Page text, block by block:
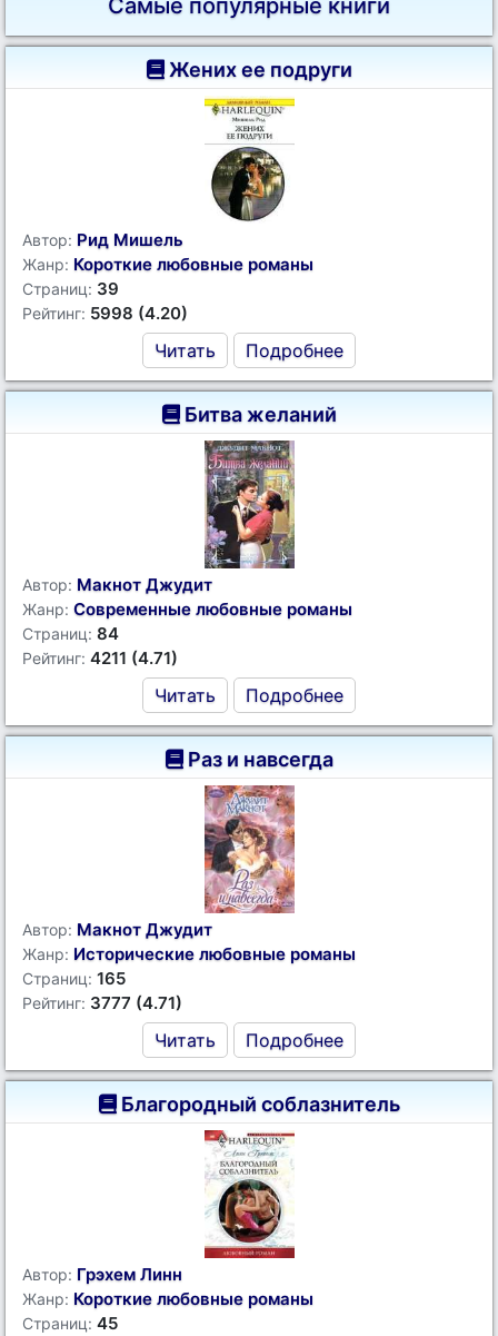
Самые популярные книги
Жених ее подруги
Автор: Рид Мишель
Жанр: Короткие любовные романы
Страниц: 39
Рейтинг: 5998 (4.20)
Читать Подробнее
Битва желаний
Автор: Макнот Джудит
Жанр: Современные любовные романы
Страниц: 84
Рейтинг: 4211 (4.71)
Читать Подробнее
Раз и навсегда
Автор: Макнот Джудит
Жанр: Исторические любовные романы
Страниц: 165
Рейтинг: 3777 (4.71)
Читать Подробнее
Благородный соблазнитель
Автор: Грэхем Линн
Жанр: Короткие любовные романы
Страниц: 45